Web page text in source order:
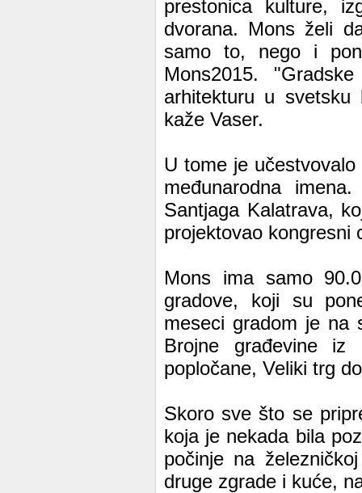
prestonica kulture,
dvorana. Mons želi
samo to, nego i
Mons2015.
arhitekturu u svetsku
kaže Vaser.
U tome je
međunarodna
Santjaga Kalatrava,
projektovao kongresni
Mons ima samo
gradove, koji su
meseci gradom je na
Brojne građevine
popločane, Veliki trg
Skoro sve što se
koja je nekada bila
počinje na
druge zgrade i kuće,